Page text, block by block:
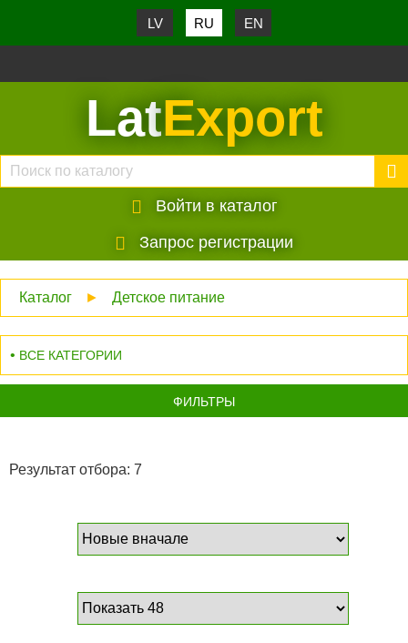
LV RU EN
LatExport
Войти в каталог
Запрос регистрации
Каталог ► Детское питание
ВСЕ КАТЕГОРИИ
ФИЛЬТРЫ
Результат отбора: 7